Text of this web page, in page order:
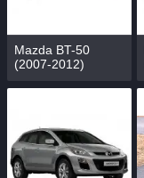
Mazda BT-50
(2007-2012)